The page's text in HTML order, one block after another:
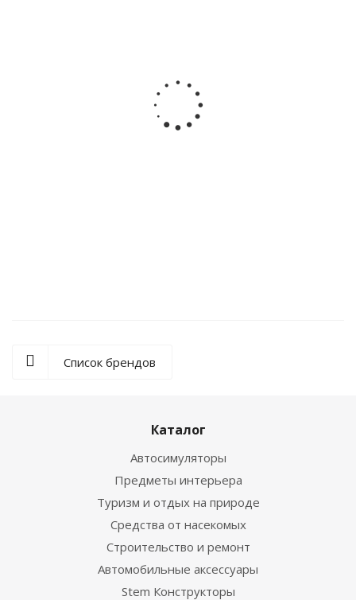
Список брендов
Каталог
Автосимуляторы
Предметы интерьера
Туризм и отдых на природе
Средства от насекомых
Строительство и ремонт
Автомобильные аксессуары
Stem Конструкторы